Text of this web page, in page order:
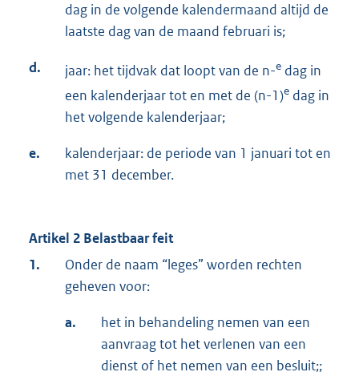
dag in de volgende kalendermaand altijd de
laatste dag van de maand februari is;
d. jaar: het tijdvak dat loopt van de n-e dag in
een kalenderjaar tot en met de (n-1)e dag in
het volgende kalenderjaar;
e.
kalenderjaar: de periode van 1 januari tot en
met 31 december.
Artikel 2 Belastbaar feit
1.
Onder de naam “leges” worden rechten
geheven voor:
a.
het in behandeling nemen van een
aanvraag tot het verlenen van een
dienst of het nemen van een besluit;;